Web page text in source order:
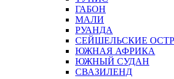
ГАБОН
МАЛИ
РУАНДА
СЕЙШЕЛЬСКИЕ
ЮЖНАЯ АФРИКА
ЮЖНЫЙ СУДАН
СВАЗИЛЕНД